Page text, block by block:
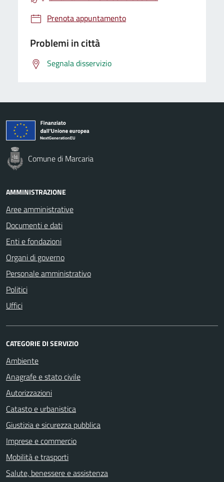
Prenota appuntamento
Problemi in città
Segnala disservizio
Comune di Marcaria
AMMINISTRAZIONE
Aree amministrative
Documenti e dati
Enti e fondazioni
Organi di governo
Personale amministrativo
Politici
Uffici
CATEGORIE DI SERVIZIO
Ambiente
Anagrafe e stato civile
Autorizzazioni
Catasto e urbanistica
Giustizia e sicurezza pubblica
Imprese e commercio
Mobilità e trasporti
Salute, benessere e assistenza